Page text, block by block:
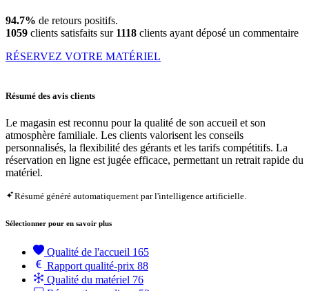
94.7% de retours positifs.
1059 clients satisfaits sur 1118 clients ayant déposé un commentaire
RÉSERVEZ VOTRE MATÉRIEL
Résumé des avis clients
Le magasin est reconnu pour la qualité de son accueil et son
atmosphère familiale. Les clients valorisent les conseils
personnalisés, la flexibilité des gérants et les tarifs compétitifs. La
réservation en ligne est jugée efficace, permettant un retrait rapide du
matériel.
Résumé généré automatiquement par l'intelligence artificielle.
Sélectionner pour en savoir plus
Qualité de l'accueil 165
Rapport qualité-prix 88
Qualité du matériel 76